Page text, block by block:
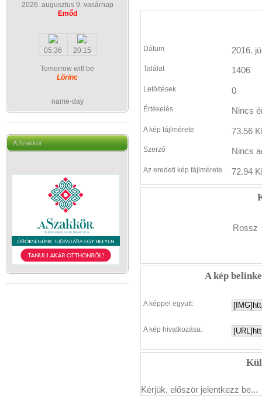
2026. augusztus 9. vasárnap
Emőd
05:36 20:15
Tomorrow will be
Lőrinc
name-day
A Szakkör
Dátum 2016.
Találat 1406
Letöltések 0
Értékelés Nincs
A kép fájlmérete 73.56
Szerző Nincs
Az eredeti kép fájlmérete 72.94
Rossz
A kép
A képpel együtt:
A kép hivatkozása:
Kérjük, először jelentkezz be...